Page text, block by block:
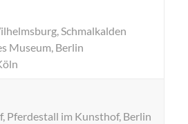
Schmalkalden
Museum, Berlin
Pferdestall im Kunsthof, Berlin